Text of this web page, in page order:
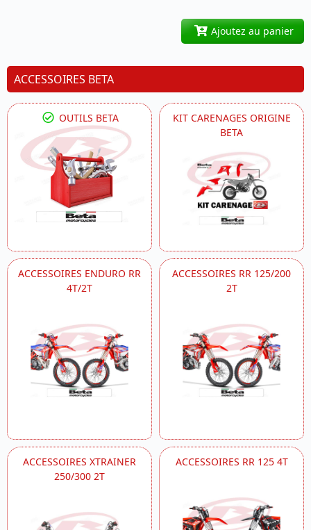
Ajoutez au panier
ACCESSOIRES BETA
OUTILS BETA
KIT CARENAGES ORIGINE
BETA
ACCESSOIRES ENDURO RR
4T/2T
ACCESSOIRES RR 125/200
2T
ACCESSOIRES XTRAINER
250/300 2T
ACCESSOIRES RR 125 4T